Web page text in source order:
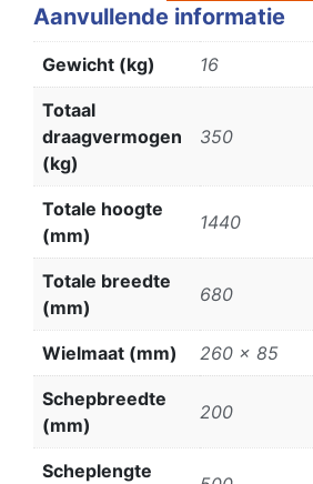
Aanvullende informatie
Gewicht (kg) 16
Totaal
draagvermogen
(kg)
350
Totale hoogte
(mm)
1440
Totale breedte
(mm)
680
Wielmaat (mm) 260 x 85
Schepbreedte
(mm)
200
Scheplengte